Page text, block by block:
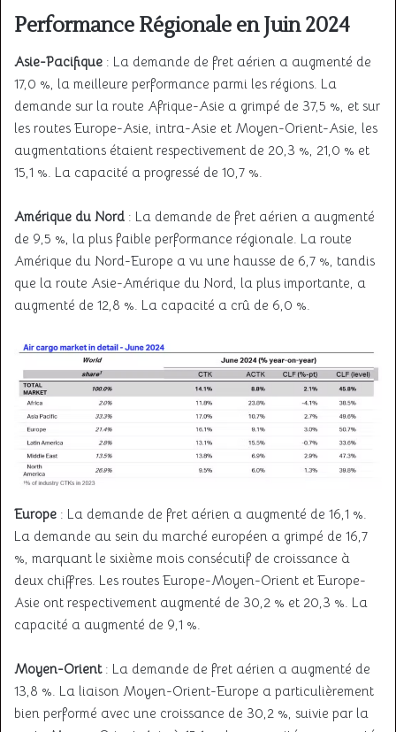
Performance Régionale en Juin 2024
Asie-Pacifique : La demande de fret aérien a augmenté de
17,0 %, la meilleure performance parmi les régions. La
demande sur la route Afrique-Asie a grimpé de 37,5 %, et sur
les routes Europe-Asie, intra-Asie et Moyen-Orient-Asie, les
augmentations étaient respectivement de 20,3 %, 21,0 % et
15,1 %. La capacité a progressé de 10,7 %.
Amérique du Nord : La demande de fret aérien a augmenté
de 9,5 %, la plus faible performance régionale. La route
Amérique du Nord-Europe a vu une hausse de 6,7 %, tandis
que la route Asie-Amérique du Nord, la plus importante, a
augmenté de 12,8 %. La capacité a crû de 6,0 %.
Europe : La demande de fret aérien a augmenté de 16,1 %.
La demande au sein du marché européen a grimpé de 16,7
%, marquant le sixième mois consécutif de croissance à
deux chiffres. Les routes Europe-Moyen-Orient et Europe-
Asie ont respectivement augmenté de 30,2 % et 20,3 %. La
capacité a augmenté de 9,1 %.
Moyen-Orient: La demande de fret aérien a augmenté de
13,8 %. La liaison Moyen-Orient-Europe a particulièrement
bien performé avec une croissance de 30,2 %, suivie par la